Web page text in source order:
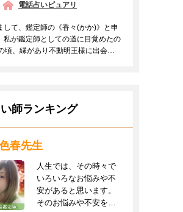
電話占いピュアリ
して、鑑定師の《香々(かか)》と申
私が鑑定師としての道に目覚めたの
頃、縁があり不動明王様に出会う
師ランキング
春先生
人生では、その時々で
いろいろなお悩みや不
安があると思います。
そのお悩みや不安をお